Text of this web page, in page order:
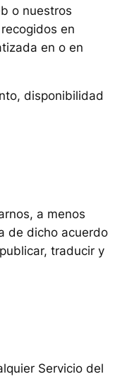
o nuestros
en
en o en
disponibilidad
a menos
de dicho acuerdo
traducir y
Servicio del